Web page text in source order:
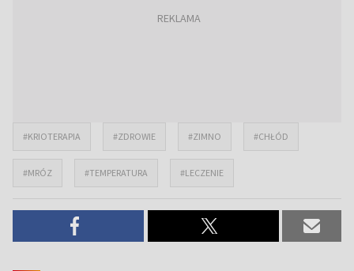
#KRIOTERAPIA #ZDROWIE #ZIMNO #CHŁÓD
#MRÓZ #TEMPERATURA #LECZENIE